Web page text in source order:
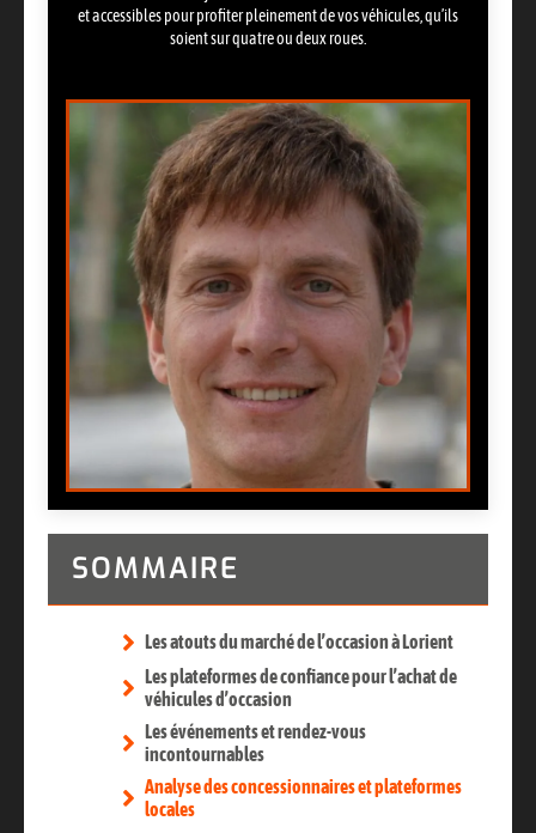
et accessibles pour profiter pleinement de vos véhicules, qu’ils
soient sur quatre ou deux roues.
SOMMAIRE
Les atouts du marché de l’occasion à Lorient
Les plateformes de confiance pour l’achat de
véhicules d’occasion
Les événements et rendez-vous
incontournables
Analyse des concessionnaires et plateformes
locales